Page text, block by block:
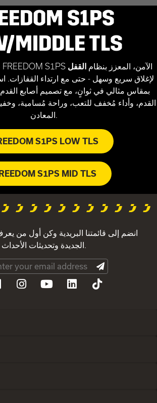
S1PS
MIDDLE TLS
حرية كاملة مع حذاء FREEDOM S1PS الآمن، المعزز بنظامالقفل
بمقاس مثالي في ثوانٍ، مع تصميم أصابع
القدم، وأداء مُخفف للتعب، وراحة مُسامية،
المعادن.
S1PS LOW TLS
S1PS MID TLS
انضم إلى قائمتنا البريدية وكن أول من
الجديدة وتحديثات الأحداث.